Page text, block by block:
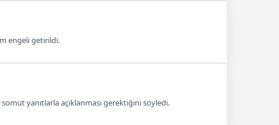
engeli getirildi.
yanıtlarla açıklanması gerektiğini söyledi.